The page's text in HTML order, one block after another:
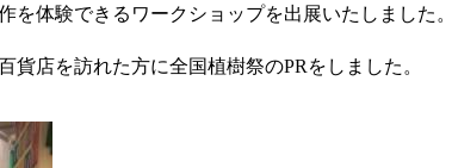
体験できるワークショップを出展いたしました。
店を訪れた方に全国植樹祭のPRをしました。